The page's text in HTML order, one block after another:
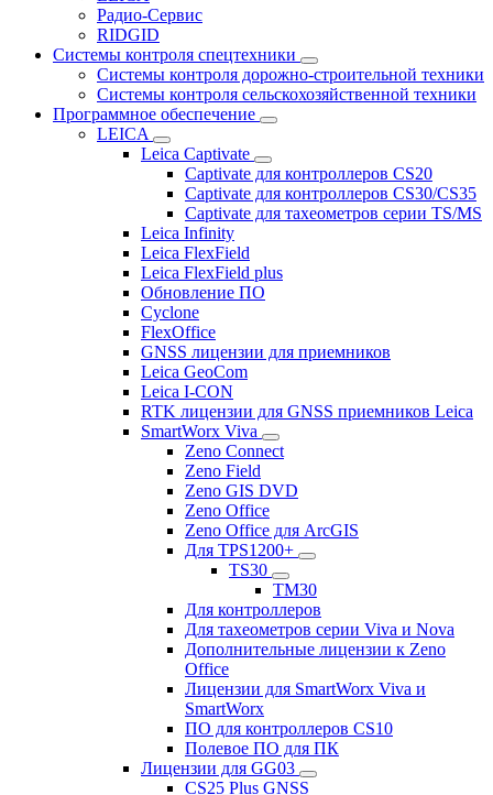
Радио-Сервис
RIDGID
Системы контроля спецтехники
Системы контроля дорожно-строительной техники
Системы контроля сельскохозяйственной техники
Программное обеспечение
LEICA
Leica Captivate
Captivate для контроллеров CS20
Captivate для контроллеров CS30/CS35
Captivate для тахеометров серии TS/MS
Leica Infinity
Leica FlexField
Leica FlexField plus
Обновление ПО
Cyclone
FlexOffice
GNSS лицензии для приемников
Leica GeoCom
Leica I-CON
RTK лицензии для GNSS приемников Leica
SmartWorx Viva
Zeno Connect
Zeno Field
Zeno GIS DVD
Zeno Office
Zeno Office для ArcGIS
Для TPS1200+
TS30
TM30
Для контроллеров
Для тахеометров серии Viva и Nova
Дополнительные лицензии к Zeno
Office
Лицензии для SmartWorx Viva и
SmartWorx
ПО для контроллеров CS10
Полевое ПО для ПК
Лицензии для GG03
CS25 Plus GNSS